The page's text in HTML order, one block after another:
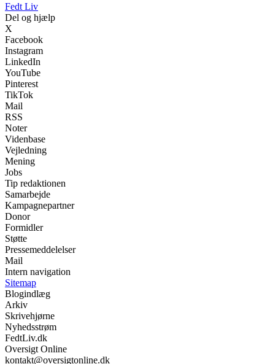
Fedt Liv
Del og hjælp
X
Facebook
Instagram
LinkedIn
YouTube
Pinterest
TikTok
Mail
RSS
Noter
Videnbase
Vejledning
Mening
Jobs
Tip redaktionen
Samarbejde
Kampagnepartner
Donor
Formidler
Støtte
Pressemeddelelser
Mail
Intern navigation
Sitemap
Blogindlæg
Arkiv
Skrivehjørne
Nyhedsstrøm
FedtLiv.dk
Oversigt Online
kontakt@oversigtonline.dk